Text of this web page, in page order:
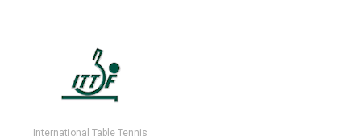
International Table Tennis